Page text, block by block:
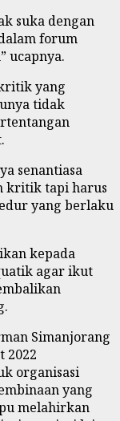
suka dengan
forum
ucapnya.
yang
tidak
senantiasa
kritik tapi harus
yang berlaku
kepada
agar ikut
Simanjorang
2022
organisasi
yang
melahirkan